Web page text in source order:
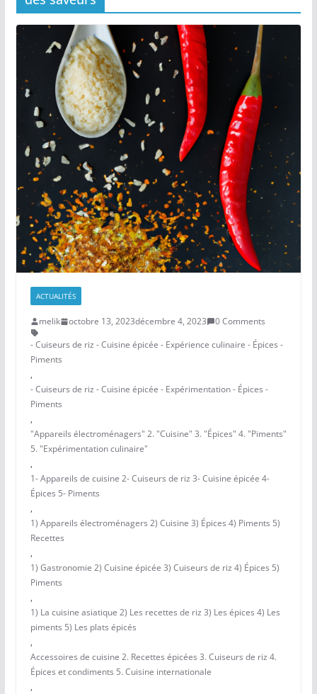
ACTUALITÉS
melik octobre 13, 2023décembre 4, 2023
0 Comments
- Cuiseurs de riz - Cuisine épicée - Expérience culinaire - Épices -
Piments
,
- Cuiseurs de riz - Cuisine épicée - Expérimentation - Épices -
Piments
,
"Appareils électroménagers" 2. "Cuisine" 3. "Épices" 4. "Piments"
5. "Expérimentation culinaire"
,
1- Appareils de cuisine 2- Cuiseurs de riz 3- Cuisine épicée 4-
Épices 5- Piments
,
1) Appareils électroménagers 2) Cuisine 3) Épices 4) Piments 5)
Recettes
,
1) Gastronomie 2) Cuisine épicée 3) Cuiseurs de riz 4) Épices 5)
Piments
,
1) La cuisine asiatique 2) Les recettes de riz 3) Les épices 4) Les
piments 5) Les plats épicés
,
Accessoires de cuisine 2. Recettes épicées 3. Cuiseurs de riz 4.
Épices et condiments 5. Cuisine internationale
,